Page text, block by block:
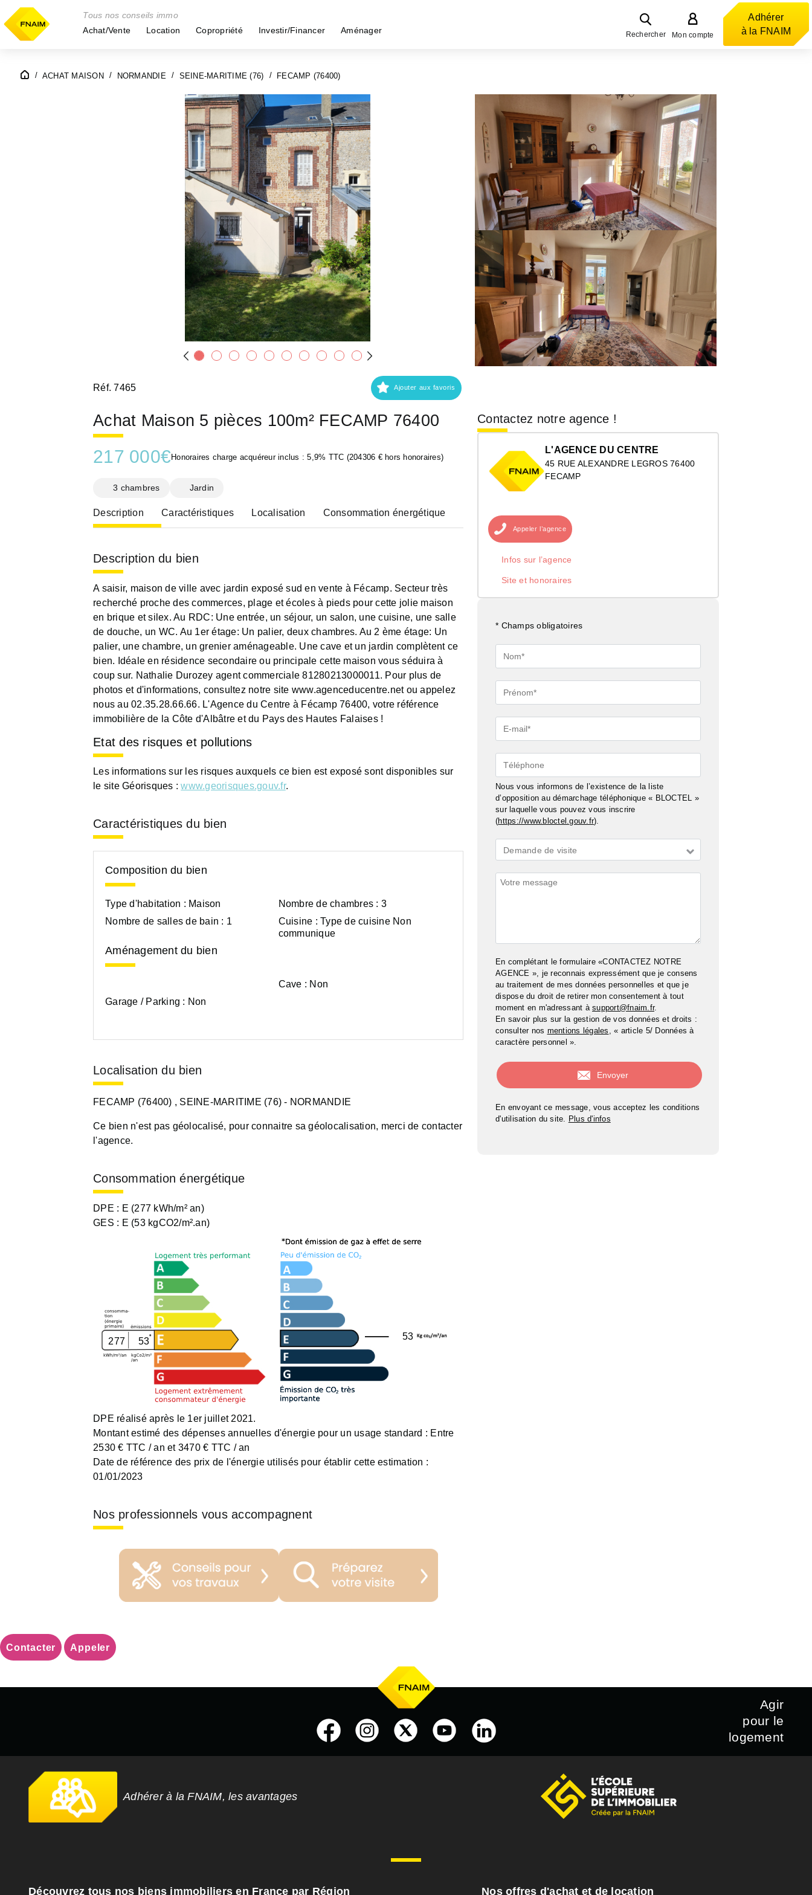
Tous nos conseils immo
Achat/Vente
Location Copropriété Investir/Financer Aménager Rechercher Mon compte
Adhérer
à la FNAIM
ACHAT MAISON NORMANDIE SEINE-MARITIME (76) FECAMP (76400)
Réf. 7465 Ajouter aux favoris
Achat Maison 5 pièces 100m² FECAMP 76400
217 000€ Honoraires charge acquéreur inclus : 5,9% TTC (204306 € hors honoraires)
3 chambres Jardin
Description Caractéristiques Localisation Consommation énergétique
Description du bien
A saisir, maison de ville avec jardin exposé sud en vente à Fécamp. Secteur très
recherché proche des commerces, plage et écoles à pieds pour cette jolie maison
en brique et silex. Au RDC: Une entrée, un séjour, un salon, une cuisine, une salle
de douche, un WC. Au 1er étage: Un palier, deux chambres. Au 2 ème étage: Un
palier, une chambre, un grenier aménageable. Une cave et un jardin complètent ce
bien. Idéale en résidence secondaire ou principale cette maison vous séduira à
coup sur. Nathalie Durozey agent commerciale 81280213000011. Pour plus de
photos et d'informations, consultez notre site www.agenceducentre.net ou appelez
nous au 02.35.28.66.66. L'Agence du Centre à Fécamp 76400, votre référence
immobilière de la Côte d'Albâtre et du Pays des Hautes Falaises !
Etat des risques et pollutions
Les informations sur les risques auxquels ce bien est exposé sont disponibles sur
le site Géorisques :www.georisques.gouv.fr.
Caractéristiques du bien
Composition du bien
Type d'habitation : Maison Nombre de chambres : 3
Nombre de salles de bain : 1 Cuisine : Type de cuisine Non
communique
Aménagement du bien
Cave : Non
Garage / Parking : Non
Surface
Localisation du bien
FECAMP (76400) , SEINE-MARITIME (76) - NORMANDIE
Ce bien n'est pas géolocalisé, pour connaitre sa géolocalisation, merci de contacter
l'agence.
Consommation énergétique
DPE : E (277 kWh/m² an)
GES : E (53 kgCO2/m².an)
277 53 53
DPE réalisé après le 1er juillet 2021.
Montant estimé des dépenses annuelles d'énergie pour un usage standard : Entre
2530 € TTC / an et 3470 € TTC / an
Date de référence des prix de l'énergie utilisés pour établir cette estimation :
01/01/2023
Nos professionnels vous accompagnent
Contactez notre agence !
L'AGENCE DU CENTRE
45 RUE ALEXANDRE LEGROS 76400
FECAMP
Appeler l’agence
Infos sur l’agence
Site et honoraires
* Champs obligatoires
Nom*
Prénom*
E-
mail*
Téléphone
Nous vous informons de l’existence de la liste
d’opposition au démarchage téléphonique « BLOCTEL »
sur laquelle vous pouvez vous inscrire
(https://www.bloctel.gouv.fr).
Demande
*
Demande de visite
Commentaires
En complétant le formulaire «CONTACTEZ NOTRE
AGENCE », je reconnais expressément que je consens
au traitement de mes données personnelles et que je
dispose du droit de retirer mon consentement à tout
moment en m'adressant à support@fnaim.fr.
En savoir plus sur la gestion de vos données et droits :
consulter nos mentions légales , « article 5/ Données à
caractère personnel ».
En envoyant ce message, vous acceptez les conditions
d'utilisation du site. Plus d'infos
Contacter Appeler
Agir
pour le
logement
Adhérer à la FNAIM, les avantages
Découvrez tous nos biens immobiliers en France par Région Nos offres d'achat et de location